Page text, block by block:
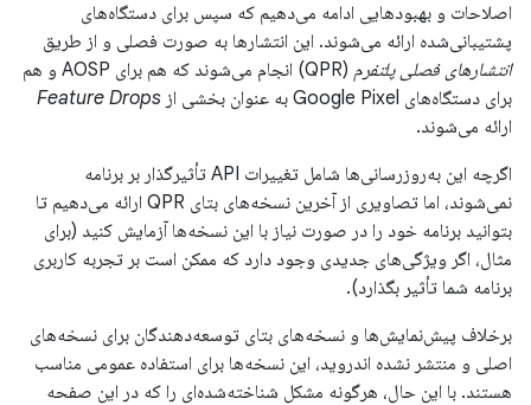
اصلاحات و بهبودهایی ادامه می‌دهیم که سپس برای دستگاه‌های
پشتیبانی‌شده ارائه می‌شوند. این انتشارها به صورت فصلی و از طریق
انتشارهای فصلی پلتفرم
(QPR) انجام می‌شوند که هم برای AOSP و هم
برای دستگاه‌های Google Pixel به عنوان بخشی از
Feature Drops
ارائه می‌شوند.
اگرچه این به‌روزرسانی‌ها شامل تغییرات API تأثیرگذار بر برنامه
نمی‌شوند، اما تصاویری از آخرین نسخه‌های بتای QPR ارائه می‌دهیم تا
بتوانید برنامه خود را در صورت نیاز با این نسخه‌ها آزمایش کنید (برای
مثال، اگر ویژگی‌های جدیدی وجود دارد که ممکن است بر تجربه کاربری
برنامه شما تأثیر بگذارد).
برخلاف پیش‌نمایش‌ها و نسخه‌های بتای توسعه‌دهندگان برای نسخه‌های
اصلی و منتشر نشده اندروید، این نسخه‌ها برای استفاده عمومی مناسب
هستند. با این حال، هرگونه مشکل شناخته‌شده‌ای را که در این صفحه